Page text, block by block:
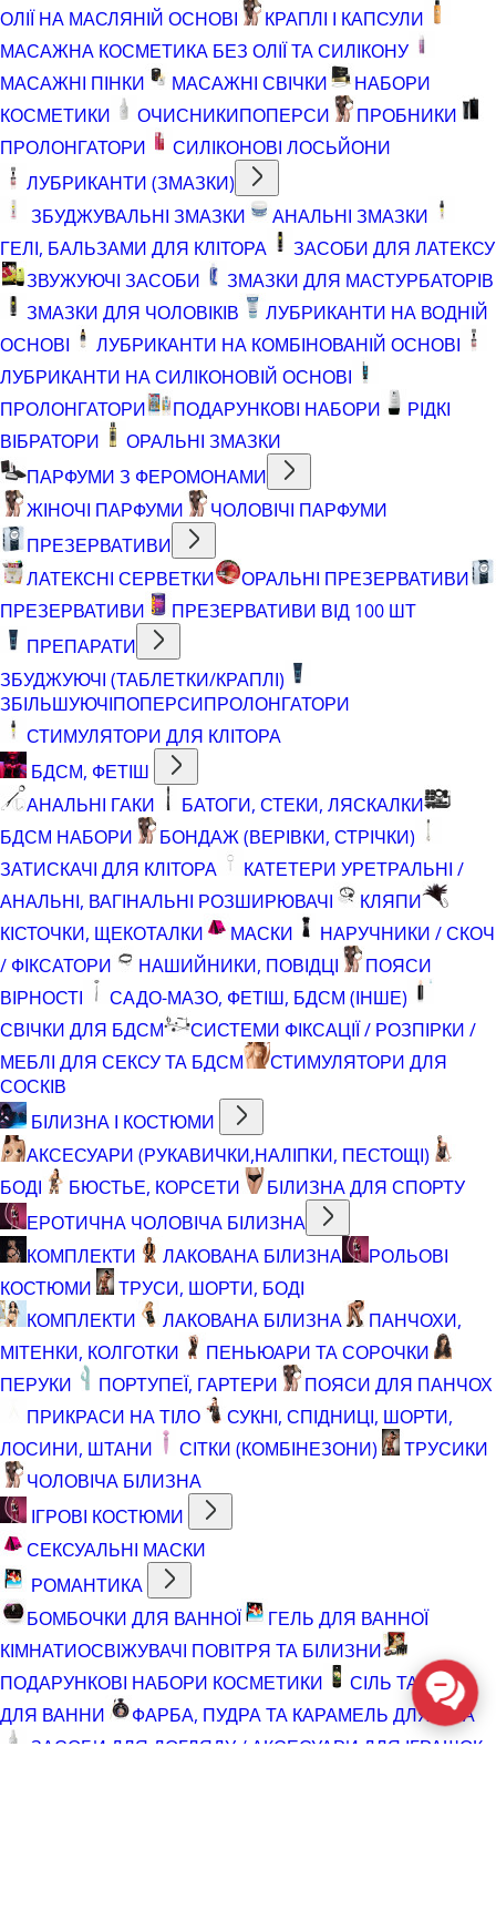
ОЛІЇ НА МАСЛЯНІЙ ОСНОВІ
КРАПЛІ І КАПСУЛИ
МАСАЖНА КОСМЕТИКА БЕЗ ОЛІЇ ТА СИЛІКОНУ
МАСАЖНІ ПІНКИ
МАСАЖНІ СВІЧКИ
НАБОРИ
КОСМЕТИКИ
ОЧИСНИКИПОПЕРСИ
ПРОБНИКИ
ПРОЛОНГАТОРИ
СИЛІКОНОВІ ЛОСЬЙОНИ
ЛУБРИКАНТИ (ЗМАЗКИ)
ЗБУДЖУВАЛЬНІ ЗМАЗКИ
АНАЛЬНІ ЗМАЗКИ
ГЕЛІ, БАЛЬЗАМИ ДЛЯ КЛІТОРА
ЗАСОБИ ДЛЯ ЛАТЕКСУ
ЗВУЖУЮЧІ ЗАСОБИ
ЗМАЗКИ ДЛЯ МАСТУРБАТОРІВ
ЗМАЗКИ ДЛЯ ЧОЛОВІКІВ
ЛУБРИКАНТИ НА ВОДНІЙ
ОСНОВІ
ЛУБРИКАНТИ НА КОМБІНОВАНІЙ ОСНОВІ
ЛУБРИКАНТИ НА СИЛІКОНОВІЙ ОСНОВІ
ПРОЛОНГАТОРИ
ПОДАРУНКОВІ НАБОРИ
РІДКІ
ВІБРАТОРИ
ОРАЛЬНІ ЗМАЗКИ
ПАРФУМИ З ФЕРОМОНАМИ
ЖІНОЧІ ПАРФУМИ
ЧОЛОВІЧІ ПАРФУМИ
ПРЕЗЕРВАТИВИ
ЛАТЕКСНІ СЕРВЕТКИ
ОРАЛЬНІ ПРЕЗЕРВАТИВИ
ПРЕЗЕРВАТИВИ
ПРЕЗЕРВАТИВИ ВІД 100 ШТ
ПРЕПАРАТИ
ЗБУДЖУЮЧІ (ТАБЛЕТКИ/КРАПЛІ)
ЗБІЛЬШУЮЧІПОПЕРСИПРОЛОНГАТОРИ
СТИМУЛЯТОРИ ДЛЯ КЛІТОРА
БДСМ, ФЕТІШ
АНАЛЬНІ ГАКИ
БАТОГИ, СТЕКИ, ЛЯСКАЛКИ
БДСМ НАБОРИ
БОНДАЖ (ВЕРІВКИ, СТРІЧКИ)
ЗАТИСКАЧІ ДЛЯ КЛІТОРА
КАТЕТЕРИ УРЕТРАЛЬНІ /
АНАЛЬНІ, ВАГІНАЛЬНІ РОЗШИРЮВАЧІ
КЛЯПИ
КІСТОЧКИ, ЩЕКОТАЛКИ
МАСКИ
НАРУЧНИКИ / СКОЧ
/ ФІКСАТОРИ
НАШИЙНИКИ, ПОВІДЦІ
ПОЯСИ
ВІРНОСТІ
САДО-МАЗО, ФЕТІШ, БДСМ (ІНШЕ)
СВІЧКИ ДЛЯ БДСМ
СИСТЕМИ ФІКСАЦІЇ / РОЗПІРКИ /
МЕБЛІ ДЛЯ СЕКСУ ТА БДСМ
СТИМУЛЯТОРИ ДЛЯ
СОСКІВ
БІЛИЗНА І КОСТЮМИ
АКСЕСУАРИ (РУКАВИЧКИ,НАЛІПКИ, ПЕСТОЩІ)
БОДІ
БЮСТЬЕ, КОРСЕТИ
БІЛИЗНА ДЛЯ СПОРТУ
ЕРОТИЧНА ЧОЛОВІЧА БІЛИЗНА
КОМПЛЕКТИ
ЛАКОВАНА БІЛИЗНА
РОЛЬОВІ
КОСТЮМИ
ТРУСИ, ШОРТИ, БОДІ
КОМПЛЕКТИ
ЛАКОВАНА БІЛИЗНА
ПАНЧОХИ,
МІТЕНКИ, КОЛГОТКИ
ПЕНЬЮАРИ ТА СОРОЧКИ
ПЕРУКИ
ПОРТУПЕЇ, ГАРТЕРИ
ПОЯСИ ДЛЯ ПАНЧОХ
ПРИКРАСИ НА ТІЛО
СУКНІ, СПІДНИЦІ, ШОРТИ,
ЛОСИНИ, ШТАНИ
СІТКИ (КОМБІНЕЗОНИ)
ТРУСИКИ
ЧОЛОВІЧА БІЛИЗНА
ІГРОВІ КОСТЮМИ
СЕКСУАЛЬНІ МАСКИ
РОМАНТИКА
БОМБОЧКИ ДЛЯ ВАННОЇ
ГЕЛЬ ДЛЯ ВАННОЇ
КІМНАТИОСВІЖУВАЧІ ПОВІТРЯ ТА БІЛИЗНИ
ПОДАРУНКОВІ НАБОРИ КОСМЕТИКИ
СІЛЬ ТА ПІНА
ДЛЯ ВАННИ
ФАРБА, ПУДРА ТА КАРАМЕЛЬ ДЛЯ ТІЛА
ЗАСОБИ ДЛЯ ДОГЛЯДУ / АКСЕСУАРИ ДЛЯ ІГРАШОК